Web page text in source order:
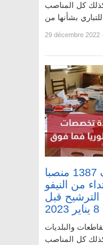
كل المناصب
29 décembre 2022 ·
الوظيفة العمومية: توظيف 1387 منصبا
من النيفو
الترشيح قبل
8 يناير 2023
والبلديات
كل المناصب